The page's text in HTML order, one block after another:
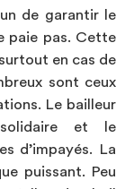
de garantir le
paie pas. Cette
en cas de
sont ceux
Le bailleur
solidaire et le
d’impayés. La
puissant. Peu